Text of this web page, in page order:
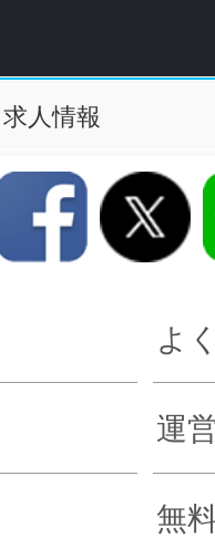
求人情報
よ
運
無